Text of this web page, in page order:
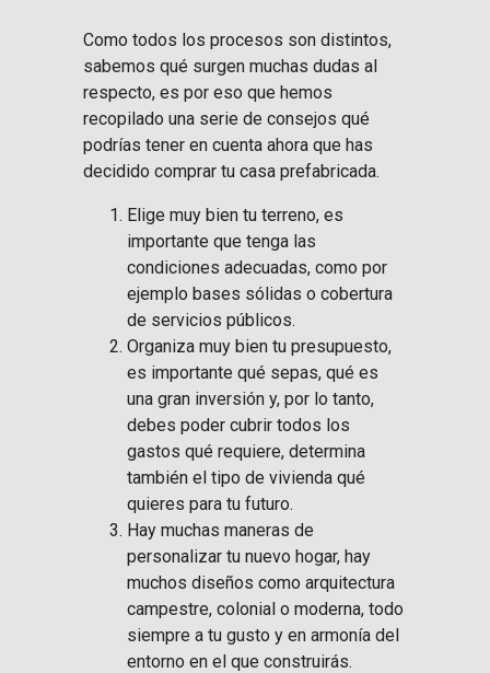
Como todos los procesos son distintos,
sabemos qué surgen muchas dudas al
respecto, es por eso que hemos
recopilado una serie de consejos qué
podrías tener en cuenta ahora que has
decidido comprar tu casa prefabricada.
Elige muy bien tu terreno, es
importante que tenga las
condiciones adecuadas, como por
ejemplo bases sólidas o cobertura
de servicios públicos.
Organiza muy bien tu presupuesto,
es importante qué sepas, qué es
una gran inversión y, por lo tanto,
debes poder cubrir todos los
gastos qué requiere, determina
también el tipo de vivienda qué
quieres para tu futuro.
Hay muchas maneras de
personalizar tu nuevo hogar, hay
muchos diseños como arquitectura
campestre, colonial o moderna, todo
siempre a tu gusto y en armonía del
entorno en el que construirás.